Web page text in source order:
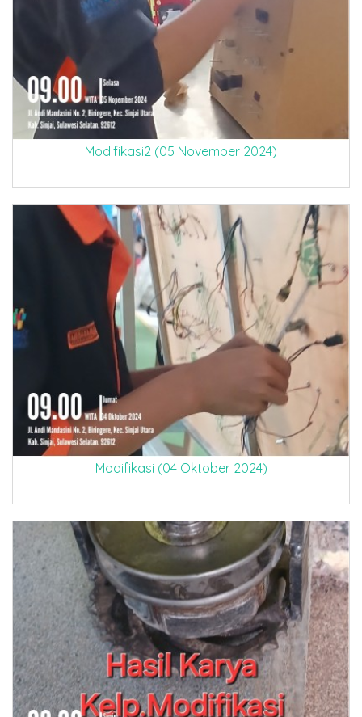
Modifikasi2 (05 November 2024)
Modifikasi (04 Oktober 2024)